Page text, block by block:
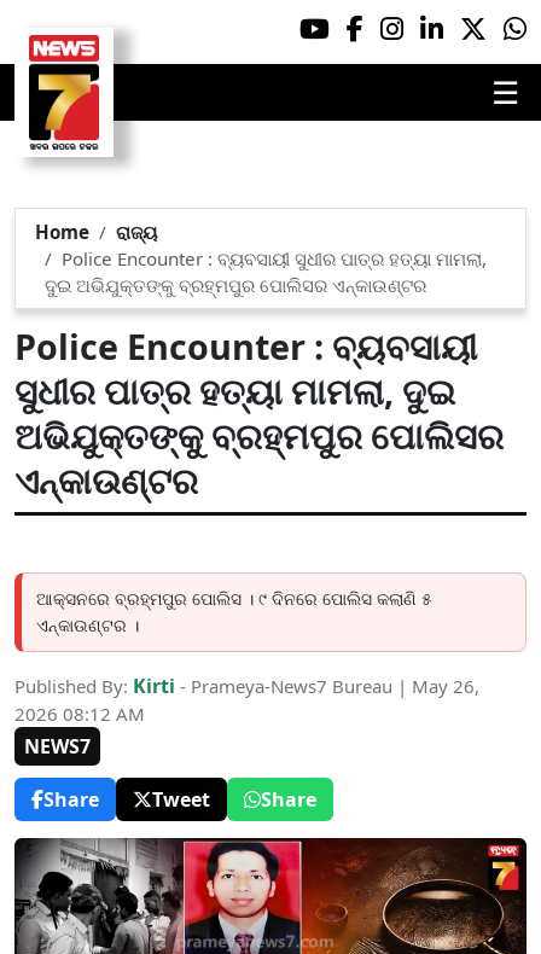
☰
Home
ରାଜ୍ୟ
Police Encounter : ବ୍ୟବସାୟୀ ସୁଧୀର ପାତ୍ର ହତ୍ୟା ମାମଲା,
ଦୁଇ ଅଭିଯୁକ୍ତଙ୍କୁ ବ୍ରହ୍ମପୁର ପୋଲିସର ଏନ୍‌କାଉଣ୍ଟର
Police Encounter : ବ୍ୟବସାୟୀ
ସୁଧୀର ପାତ୍ର ହତ୍ୟା ମାମଲା, ଦୁଇ
ଅଭିଯୁକ୍ତଙ୍କୁ ବ୍ରହ୍ମପୁର ପୋଲିସର
ଏନ୍‌କାଉଣ୍ଟର
ଆକ୍ସନରେ ବ୍ରହ୍ମପୁର ପୋଲିସ । ୯ ଦିନରେ ପୋଲିସ କଲାଣି ୫
ଏନ୍‌କାଉଣ୍ଟର ।
Published By: Kirti - Prameya-News7 Bureau | May 26,
2026 08:12 AM
NEWS7
Share
Tweet Share